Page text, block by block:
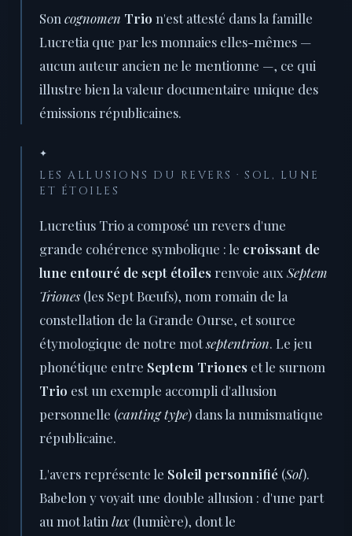
Son cognomen Trio n'est attesté dans la famille
Lucretia que par les monnaies elles-mêmes —
aucun auteur ancien ne le mentionne —, ce qui
illustre bien la valeur documentaire unique des
émissions républicaines.
✦
LES ALLUSIONS DU REVERS · SOL, LUNE
ET ÉTOILES
Lucretius Trio a composé un revers d'une
grande cohérence symbolique : le croissant de
lune entouré de sept étoiles renvoie aux Septem
Triones (les Sept Bœufs), nom romain de la
constellation de la Grande Ourse, et source
étymologique de notre motseptentrion. Le jeu
phonétique entre Septem Triones et le surnom
Trio est un exemple accompli d'allusion
personnelle (canting type) dans la numismatique
républicaine.
L'avers représente le Soleil personnifié (Sol).
Babelon y voyait une double allusion : d'une part
au mot latin lux (lumière), dont le